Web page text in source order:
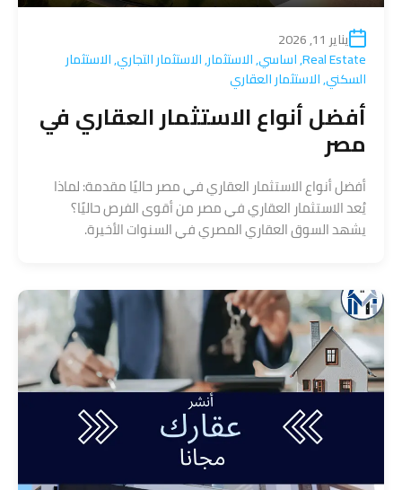
يناير 11, 2026
Real Estate
,اساسي,الاستثمار,الاستثمار التجاري,الاستثمار
السكني,الاستثمار العقاري
أفضل أنواع الاستثمار العقاري في
مصر
أفضل أنواع الاستثمار العقاري في مصر حاليًا مقدمة: لماذا
يُعد الاستثمار العقاري في مصر من أقوى الفرص حاليًا؟
يشهد السوق العقاري المصري في السنوات الأخيرة.